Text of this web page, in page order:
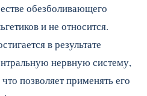
обезболивающего
и не относится.
в результате
нервную систему,
позволяет применять его